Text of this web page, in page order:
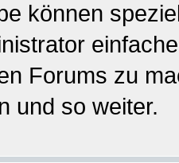
können
Forums zu
und so weiter.